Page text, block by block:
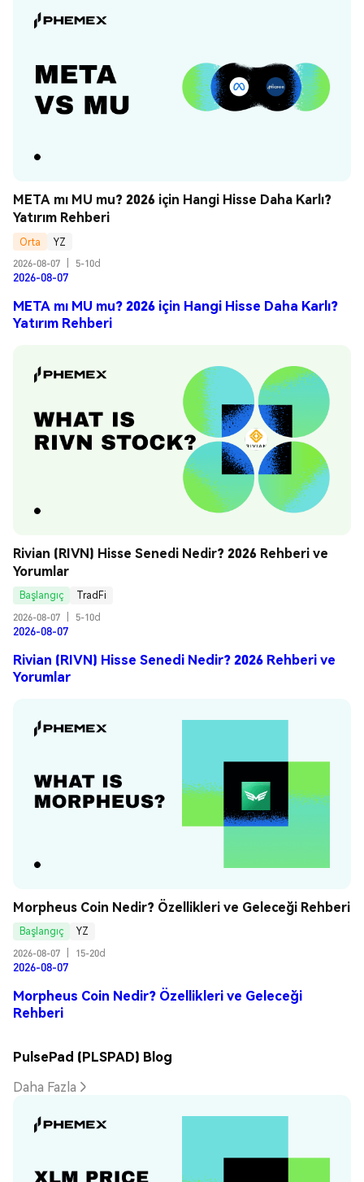
META mı MU mu? 2026 için Hangi Hisse Daha Karlı?
Yatırım Rehberi
Orta
YZ
2026-08-07
5-10d
2026-08-07
META mı MU mu? 2026 için Hangi Hisse Daha Karlı?
Yatırım Rehberi
Rivian (RIVN) Hisse Senedi Nedir? 2026 Rehberi ve
Yorumlar
Başlangıç
TradFi
2026-08-07
5-10d
2026-08-07
Rivian (RIVN) Hisse Senedi Nedir? 2026 Rehberi ve
Yorumlar
Morpheus Coin Nedir? Özellikleri ve Geleceği Rehberi
Başlangıç
YZ
2026-08-07
15-20d
2026-08-07
Morpheus Coin Nedir? Özellikleri ve Geleceği
Rehberi
PulsePad (PLSPAD) Blog
Daha Fazla